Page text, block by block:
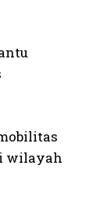
wilayah